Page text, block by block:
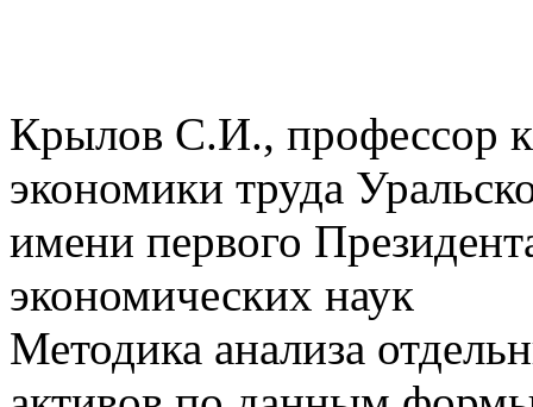
Крылов С.И., профессор
экономики труда
имени первого
экономических наук
Методика анализа